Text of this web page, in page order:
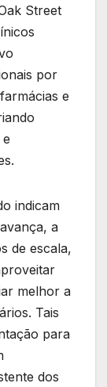
Street
por
e
indicam
a
de escala,
melhor a
Tais
para
dos